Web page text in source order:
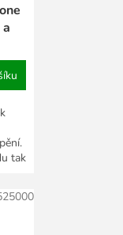
tak